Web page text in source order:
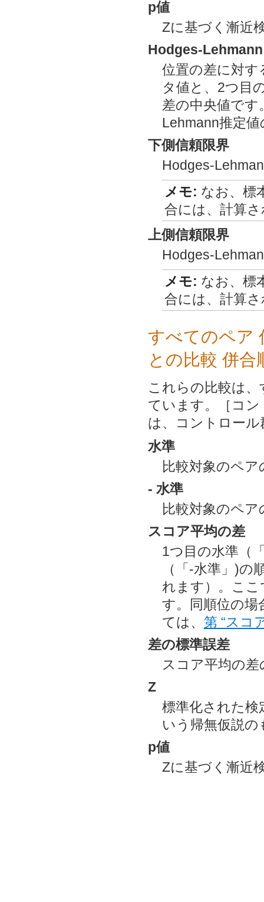
p値
Zに基づく漸近
Hodges-Lehmann
位置の差に対す
タ値と、2つ目
差の中央値で
Lehmann推定
下側信頼限界
Hodges-
メモ: なお、標
合には、計算
上側信頼限界
Hodges-
メモ: なお、標
合には、計算
すべてのペア
との比較 併合
これらの比較は
ています。［コ
は、コントロー
水準
比較対象のペ
- 水準
比較対象のペ
スコア平均の差
1つ目の水準（
（「-水準」)
れます）。こ
す。同順位の場
ては、 第 “スコ
差の標準誤差
スコア平均の差
Z
標準化された検
いう帰無仮説
p値
Zに基づく漸近